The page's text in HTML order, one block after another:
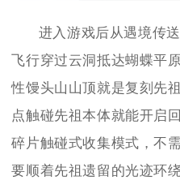
进入游戏后从遇境传
飞行穿过云洞抵达蝴蝶平
性馒头山山顶就是复刻先
点触碰先祖本体就能开启
碎片触碰式收集模式，不
要顺着先祖遗留的光迹环